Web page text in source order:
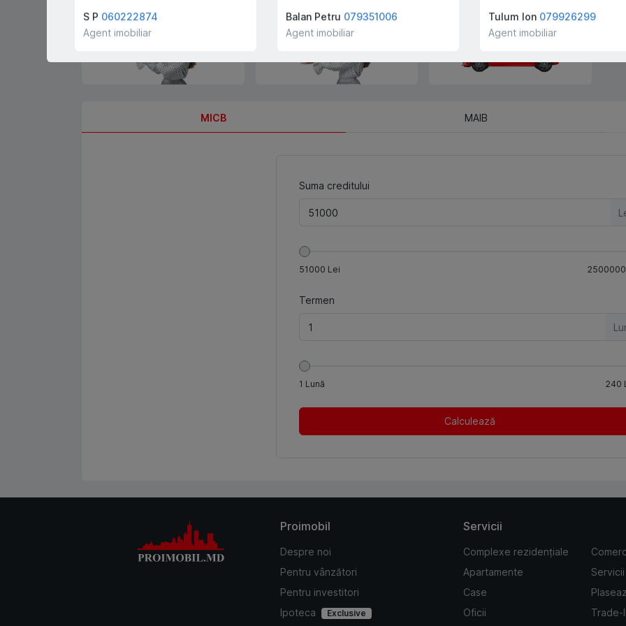
cumpărători și chiriași
gratis!
MICB MAIB
Suma creditului
51000 Lei 2500000
Termen
1 Lună 240
Calculează
Proimobil
Despre noi
Pentru vânzători
Pentru investitori
Ipoteca
Exclusive
Servicii
Complexe rezidențiale
Apartamente
Case
Oficii
Servicii
Trade-
S P 060222874
Agent imobiliar
Balan Petru 079351006
Agent imobiliar
Tulum Ion 079926299
Agent imobiliar